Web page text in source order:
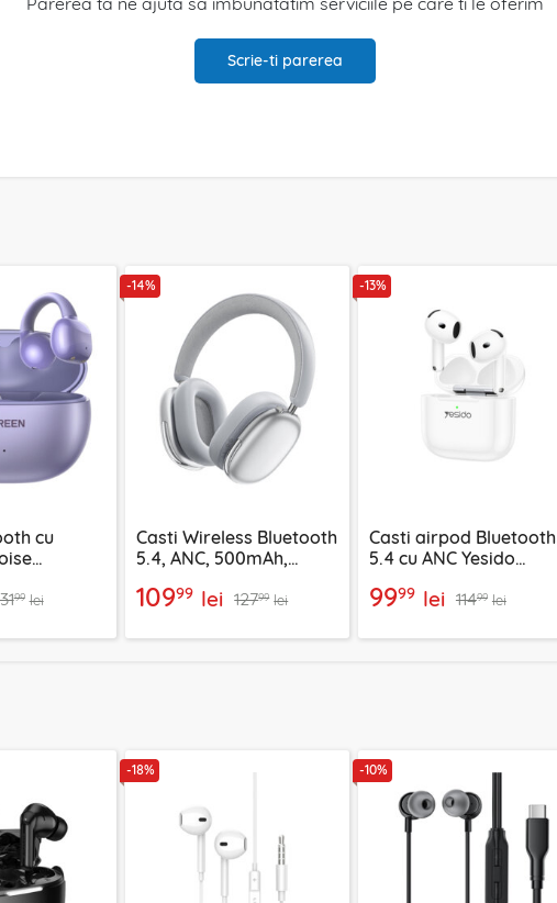
Scrie-ti parerea
cu
99 lei
-14%
Casti Wireless Bluetooth
5.4, ANC, 500mAh,
10999 lei 12799 lei
-13%
Casti airpod Bluetooth
5.4 cu ANC Yesido
9999 lei 11499 lei
-18% -10%